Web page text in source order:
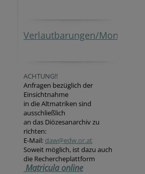
Verlautbarungen/Monatsblatt
ACHTUNG!!
Anfragen bezüglich der
Einsichtnahme
in die Altmatriken sind
ausschließlich
an das Diözesanarchiv zu
richten:
E-Mail: daw@edw.or.at
Soweit möglich, ist dazu auch
die Rechercheplattform
Matricula online